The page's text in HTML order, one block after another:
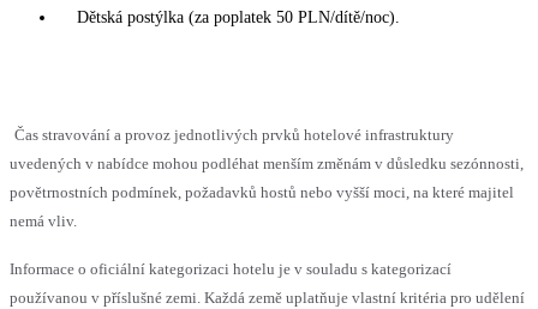
Dětská postýlka (za poplatek 50 PLN/dítě/noc).
Čas stravování a provoz jednotlivých prvků hotelové infrastruktury
uvedených v nabídce mohou podléhat menším změnám v důsledku sezónnosti,
povětrnostních podmínek, požadavků hostů nebo vyšší moci, na které majitel
nemá vliv.
Informace o oficiální kategorizaci hotelu je v souladu s kategorizací
používanou v příslušné zemi. Každá země uplatňuje vlastní kritéria pro udělení